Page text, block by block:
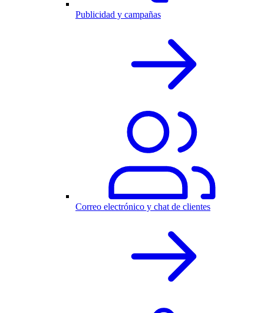
Publicidad y campañas
Correo electrónico y chat de clientes